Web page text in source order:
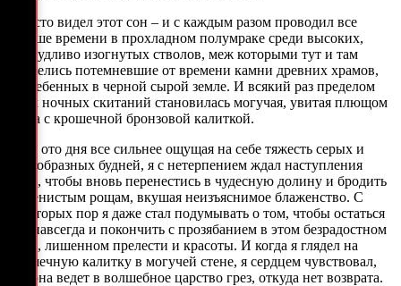
Я часто видел этот сон – и с каждым разом проводил все
больше времени в прохладном полумраке среди высоких,
причудливо изогнутых стволов, меж которыми тут и там
виднелись потемневшие от времени камни древних храмов,
погребенных в черной сырой земле. И всякий раз пределом
моих ночных скитаний становилась могучая, увитая плющом
стена с крошечной бронзовой калиткой.
День ото дня все сильнее ощущая на себе тяжесть серых и
однообразных будней, я с нетерпением ждал наступления
ночи, чтобы вновь перенестись в чудесную долину и бродить
по тенистым рощам, вкушая неизъяснимое блаженство. С
некоторых пор я даже стал подумывать о том, чтобы остаться
там навсегда и покончить с прозябанием в этом безрадостном
мире, лишенном прелести и красоты. И когда я глядел на
крошечную калитку в могучей стене, я сердцем чувствовал,
что она ведет в волшебное царство грез, откуда нет возврата.